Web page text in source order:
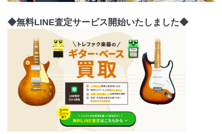
﻿◆無料LINE査定サービス開始いたしました◆